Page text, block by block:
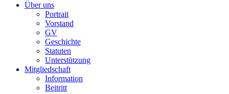
Über uns
Portrait
Vorstand
GV
Geschichte
Statuten
Unterstützung
Mitgliedschaft
Information
Beitritt